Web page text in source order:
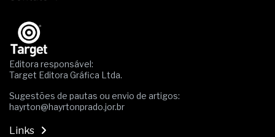
Editora responsável:
Target Editora Gráfica Ltda.
Sugestões de pautas ou envio de artigos:
hayrton@hayrtonprado.jor.br
Links